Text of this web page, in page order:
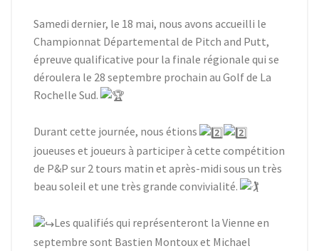
Samedi dernier, le 18 mai, nous avons accueilli le
Championnat Départemental de Pitch and Putt,
épreuve qualificative pour la finale régionale qui se
déroulera le 28 septembre prochain au Golf de La
Rochelle Sud.
Durant cette journée, nous étions
joueuses et joueurs à participer à cette compétition
de P&P sur 2 tours matin et après-midi sous un très
beau soleil et une très grande convivialité.
Les qualifiés qui représenteront la Vienne en
septembre sont Bastien Montoux et Michael